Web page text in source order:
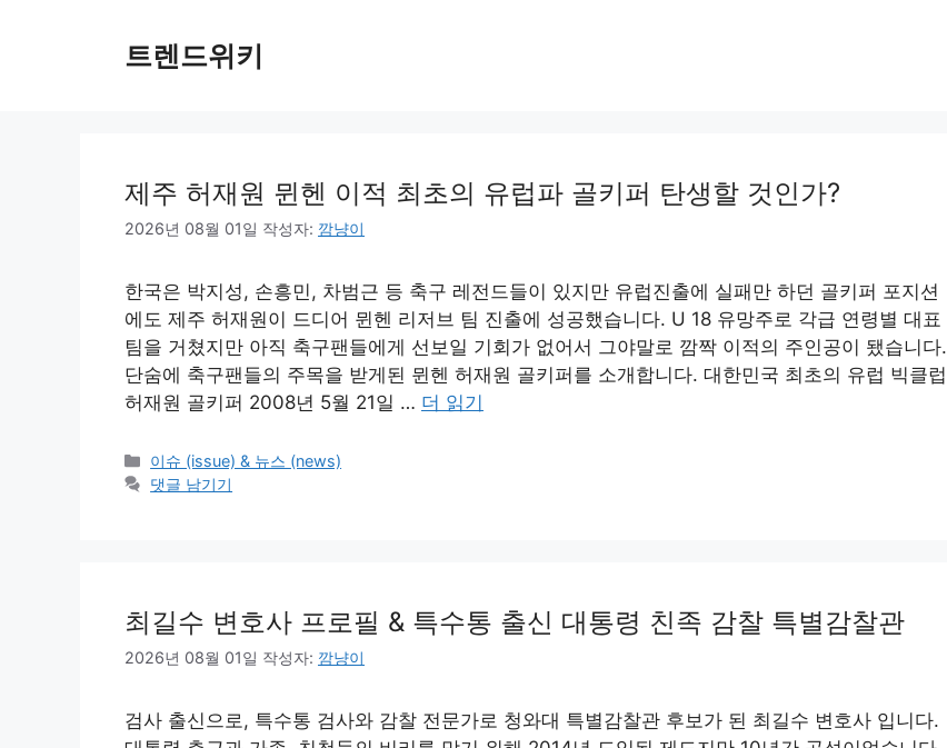
트렌드위키
제주 허재원 뮌헨 이적 최초의 유럽파 골키퍼 탄생할 것인가?
2026년 08월 01일 작성자: 깜냥이
한국은 박지성, 손흥민, 차범근 등 축구 레전드들이 있지만 유럽진출에 실패만 하던 골키퍼 포지션
에도 제주 허재원이 드디어 뮌헨 리저브 팀 진출에 성공했습니다. U 18 유망주로 각급 연령별 대표
팀을 거쳤지만 아직 축구팬들에게 선보일 기회가 없어서 그야말로 깜짝 이적의 주인공이 됐습니다.
단숨에 축구팬들의 주목을 받게된 뮌헨 허재원 골키퍼를 소개합니다. 대한민국 최초의 유럽 빅클럽
허재원 골키퍼 2008년 5월 21일 … 더 읽기
카
테
이슈 (issue) & 뉴스 (news)
댓글 남기기
최길수 변호사 프로필 & 특수통 출신 대통령 친족 감찰 특별감찰관
2026년 08월 01일 작성자: 깜냥이
검사 출신으로, 특수통 검사와 감찰 전문가로 청와대 특별감찰관 후보가 된 최길수 변호사 입니다.